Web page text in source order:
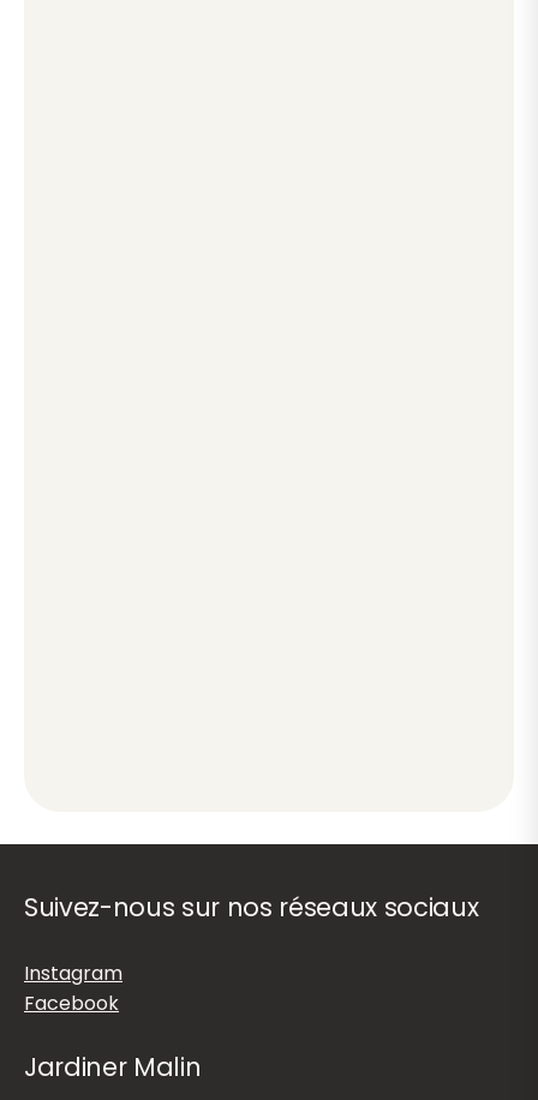
Suivez-nous sur nos réseaux sociaux
Instagram
Facebook
Jardiner Malin